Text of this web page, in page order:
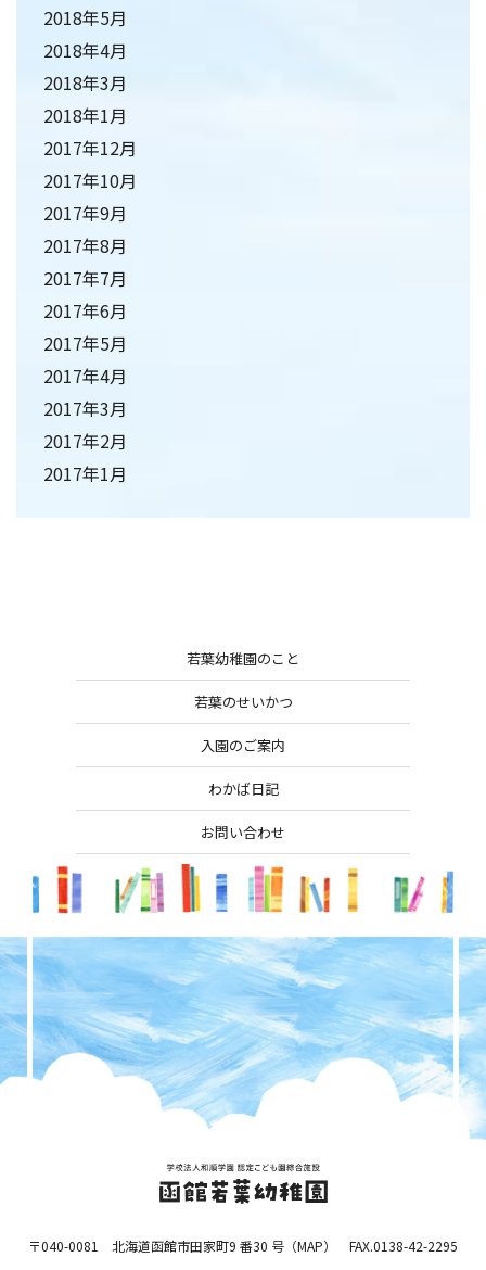
2018年5月
2018年4月
2018年3月
2018年1月
2017年12月
2017年10月
2017年9月
2017年8月
2017年7月
2017年6月
2017年5月
2017年4月
2017年3月
2017年2月
2017年1月
若葉幼稚園のこと
若葉のせいかつ
入園のご案内
わかば日記
お問い合わせ
〒040-0081 北海道函館市田家町9 番30 号（MAP） FAX.0138-42-2295